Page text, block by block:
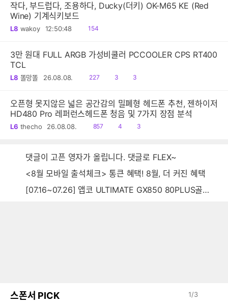
작다, 부드럽다, 조용하다, Ducky(더키) OK-M65 KE (Red
Wine) 기계식키보드
L8 wakoy 12:50:48
읽
154
3만 원대 FULL ARGB 가성비쿨러 PCCOOLER CPS RT400
TCL
L8 똘망똘 26.08.08.
읽
227
공
3
댓
3
오픈형 못지않은 넓은 공간감의 밀폐형 헤드폰 추천, 젠하이저
HD480 Pro 레퍼런스헤드폰 청음 및 7가지 장점 분석
L6 thecho 26.08.08.
읽
857
공
4
댓
3
댓글이 고픈 영자가 올립니다. 댓글로 FLEX~
<8월 모바일 출석체크> 통큰 혜택! 8월, 더 커진 혜택
[07.16~07.26] 앱코 ULTIMATE GX850 80PLUS골드 풀모듈러 ATX3.0 블랙
스폰서 PICK 1/3